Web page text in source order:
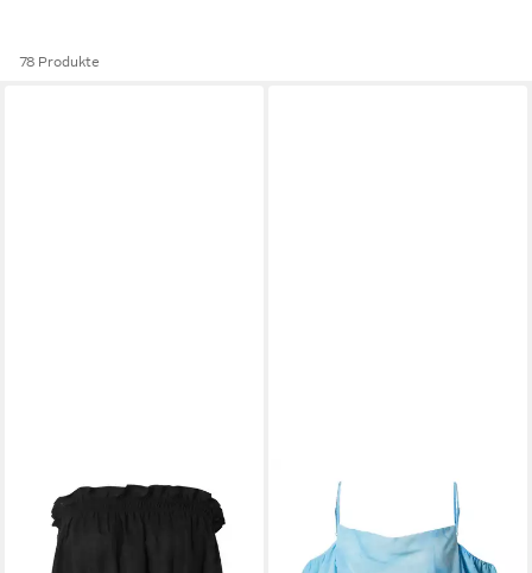
78 Produkte
EDITEDFunktionsbluse
Zahara (1-tlg) Drapiert/gerafft
29,90 €
EDITED Funktionsbluse Neyla
(1-tlg) Plain/ohne Details
27,45 €